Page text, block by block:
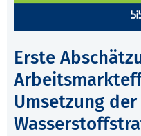
Erste
Umsetzung